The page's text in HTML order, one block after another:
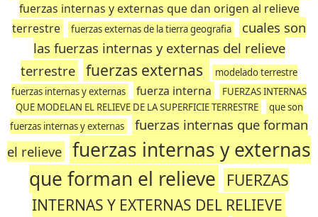
fuerzas internas y externas que dan origen al relieve
terrestre
fuerzas externas de la tierra geografia
cuales son
las fuerzas internas y externas del relieve
terrestre fuerzas externas
modelado terrestre
fuerzas internas y externas
fuerza interna
FUERZAS INTERNAS
QUE MODELAN EL RELIEVE DE LA SUPERFICIE TERRESTRE
que son
fuerzas internas y externas
fuerzas internas que forman
el relieve fuerzas internas y externas
que forman el relieve
FUERZAS
INTERNAS Y EXTERNAS DEL RELIEVE